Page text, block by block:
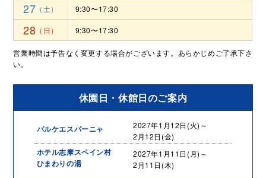
27 9:30〜17:30
28 9:30〜17:30
営業時間は予告なく変更する場合がございます。あらかじめご了承下さ
い。
休園日・休館日のご案内
パルケエスパーニャ
2027年1月12日(火)～
2月12日(金)
ホテル志摩スペイン村
ひまわりの湯
2027年1月11日(月)～
2月11日(木)